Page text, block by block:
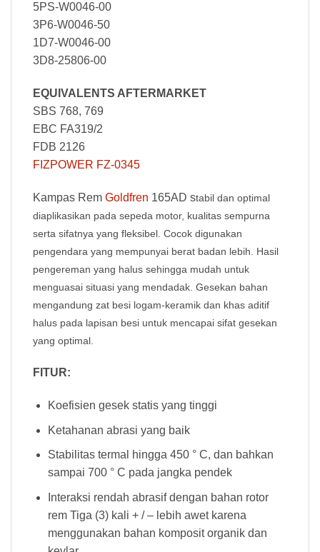
5PS-W0046-00
3P6-W0046-50
1D7-W0046-00
3D8-25806-00
EQUIVALENTS AFTERMARKET
SBS 768, 769
EBC FA319/2
FDB 2126
FIZPOWER FZ-0345
Kampas Rem Goldfren 165AD stabil dan optimal
diaplikasikan pada sepeda motor, kualitas sempurna
serta sifatnya yang fleksibel. Cocok digunakan
pengendara yang mempunyai berat badan lebih. Hasil
pengereman yang halus sehingga mudah untuk
menguasai situasi yang mendadak. Gesekan bahan
mengandung zat besi logam-keramik dan khas aditif
halus pada lapisan besi untuk mencapai sifat gesekan
yang optimal
FITUR:
Koefisien gesek statis yang tinggi
Ketahanan abrasi yang baik
Stabilitas termal hingga 450 ° C, dan bahkan
sampai 700 ° C pada jangka pendek
Interaksi rendah abrasif dengan bahan rotor
rem Tiga (3) kali + / – lebih awet karena
menggunakan bahan komposit organik dan